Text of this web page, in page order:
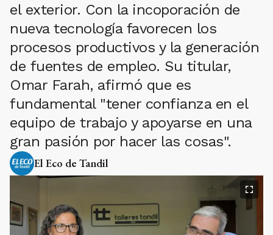
el exterior. Con la incoporación de
nueva tecnología favorecen los
procesos productivos y la generación
de fuentes de empleo. Su titular,
Omar Farah, afirmó que es
fundamental "tener confianza en el
equipo de trabajo y apoyarse en una
gran pasión por hacer las cosas".
El Eco de Tandil